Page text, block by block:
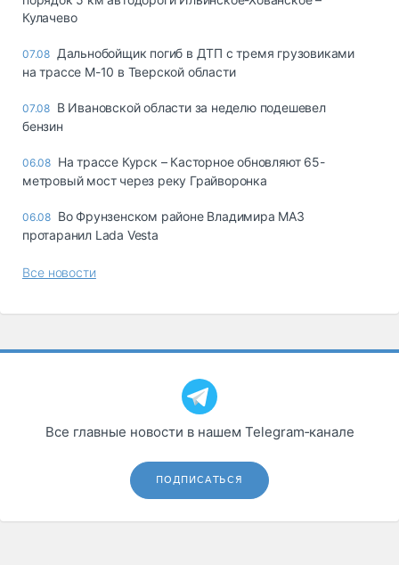
Кулачево
07.08 Дальнобойщик погиб в ДТП с тремя грузовиками
на трассе М-10 в Тверской области
07.08 В Ивановской области за неделю подешевел
бензин
06.08 На трассе Курск – Касторное обновляют 65-
метровый мост через реку Грайворонка
06.08 Во Фрунзенском районе Владимира МАЗ
протаранил Lada Vesta
Все новости
Все главные новости в нашем Telegram‑канале
ПОДПИСАТЬСЯ